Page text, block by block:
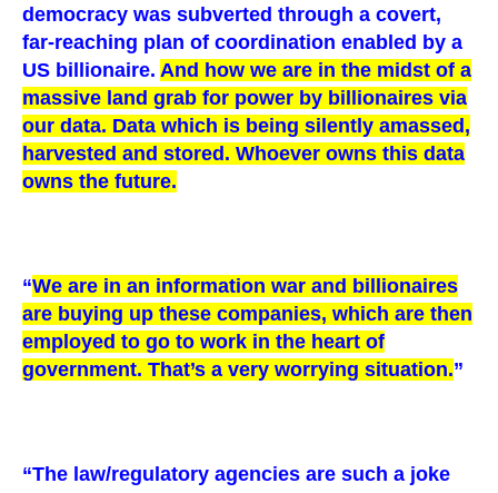
democracy was subverted through a covert,
far-reaching plan of coordination enabled by a
US billionaire. And how we are in the midst of a
massive land grab for power by billionaires via
our data. Data which is being silently amassed,
harvested and stored. Whoever owns this data
owns the future.
“We are in an information war and billionaires
are buying up these companies, which are then
employed to go to work in the heart of
government. That’s a very worrying situation.”
“The law/regulatory agencies are such a joke